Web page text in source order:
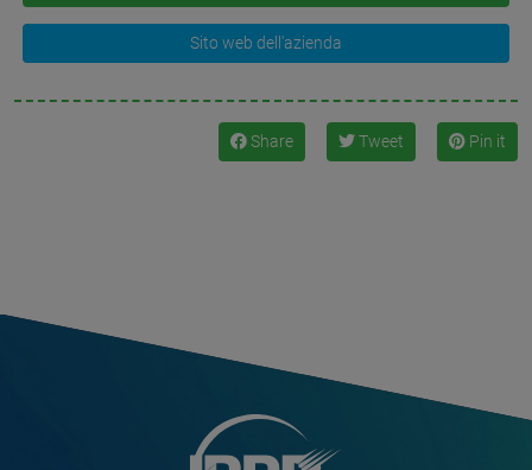
Sito web dell'azienda
Share Tweet Pin it